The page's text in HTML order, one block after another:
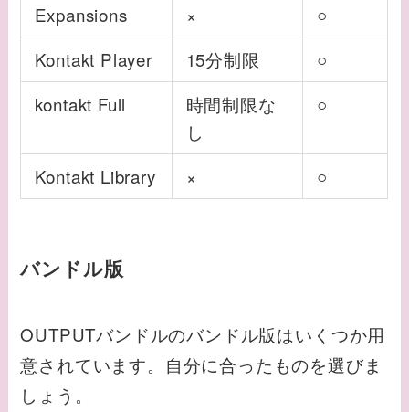
Expansions
×
○
Kontakt Player
15分制限
○
kontakt Full
時間制限な
し
○
Kontakt Library × ○
バンドル版
OUTPUTバンドルのバンドル版はいくつか用
意されています。自分に合ったものを選びま
しょう。